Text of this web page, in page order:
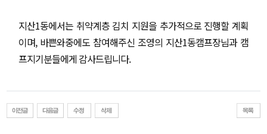
지산1동에서는 취약계층 김치 지원을 추가적으로 진행할 계획
이며, 바쁜와중에도 참여해주신 조영의 지산1동캠프장님과 캠
프지기분들에게 감사드립니다.​